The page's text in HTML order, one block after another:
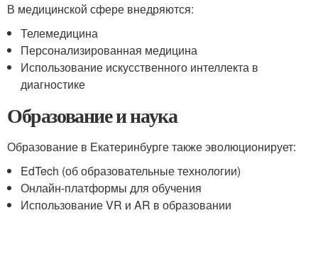
В медицинской сфере внедряются:
Телемедицина
Персонализированная медицина
Использование искусственного интеллекта в
диагностике
Образование и наука
Образование в Екатеринбурге также эволюционирует:
EdTech (об образовательные технологии)
Онлайн-платформы для обучения
Использование VR и AR в образовании